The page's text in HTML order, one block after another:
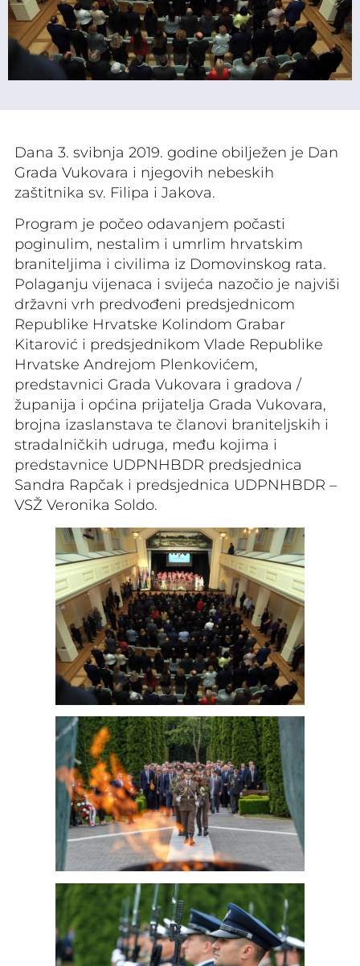
Dana 3. svibnja 2019. godine obilježen je Dan
Grada Vukovara i njegovih nebeskih
zaštitnika sv. Filipa i Jakova.
Program je počeo odavanjem počasti
poginulim, nestalim i umrlim hrvatskim
braniteljima i civilima iz Domovinskog rata.
Polaganju vijenaca i svijeća nazočio je najviši
državni vrh predvođeni predsjednicom
Republike Hrvatske Kolindom Grabar
Kitarović i predsjednikom Vlade Republike
Hrvatske Andrejom Plenkovićem,
predstavnici Grada Vukovara i gradova /
županija i općina prijatelja Grada Vukovara,
brojna izaslanstava te članovi braniteljskih i
stradalničkih udruga, među kojima i
predstavnice UDPNHBDR predsjednica
Sandra Rapčak i predsjednica UDPNHBDR –
VSŽ Veronika Soldo.